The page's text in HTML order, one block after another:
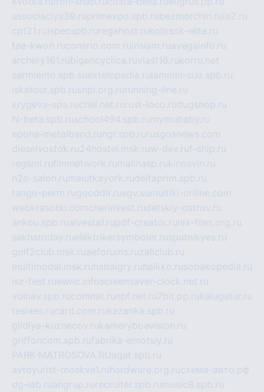
associaciya39.ruprimexpo.spb.rubezmorchin.ru ia2.ru
cpt21.ru ispecspb.ru regahost.rukolosok-elita.ru
tae-kwon.ruconsrio.com.ru insiam.ruavegainfo.ru
archery161.rubigencyclica.ruvlast16.rukorru.net
sarmiento.spb.suextelopedia.ru lammin-suo.spb.ru
iskatour.spb.rusnpi.org.ru running-line.ru
krygeva-spa.ruchel.net.ru rust-loco.rudugshop.ru
hl-beta.spb.ruschool494.spb.ru mymubaby.ru
epoha-metalband.ru ngr.spb.ru rusgosnews.com
dieselvostok.ru24hostel.msk.ruw-dev.ruf-ship.ru
regsmi.rufilmnetwork.ru malinasp.rukinosvin.ru
h2o-salon.ru malutkayork.rudeltaprim.spb.ru
tango-perm.rugooddir.rusgv.su multiki-online.com
webkrasotki.comcherinvest.rudetskiy-ostrov.ru
ankou.spb.rualvesta1.rupdf-creator.ru nix-files.org.ru
sakhatoday.ruelektrikersymboler.rusputnikyes.ru
golf2club.msk.ruaeforums.ruzallclub.ru
multimodal.msk.ru habaigry.ru haikko.rusobakopedia.ru
isz-fest.ruewnc.infoscreensaver-clock.net.ru
volnav.spb.rucomnat.ru npf.net.ru 7bit.pp.rukalugatur.ru
tesiaes.rucard.com.rukazanka.spb.ru
gildiya-kuznecov.rukameryboavision.ru
griffoncom.spb.rufabrika-emotsiy.ru
PARK-MATROSOVA.RUagat.spb.ru
avtoyurist-moskva1.ru hardware.org.ruсхема-авто.рф
dg-lab.ruangrup.ru recruiter.spb.ru music8.spb.ru